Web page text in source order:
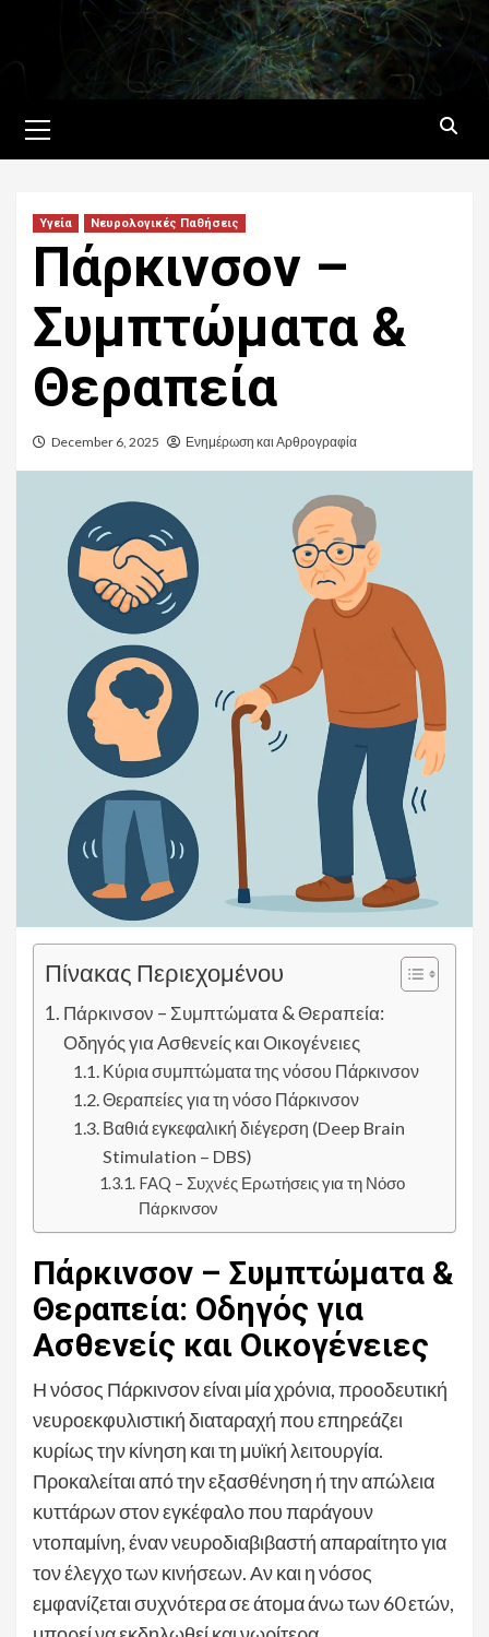
content
Menu
Υγεία Νευρολογικές Παθήσεις
Πάρκινσον –
Συμπτώματα &
Θεραπεία
December 6, 2025 Ενημέρωση και Αρθρογραφία
Πίνακας Περιεχομένου
Πάρκινσον – Συμπτώματα & Θεραπεία:
Οδηγός για Ασθενείς και Οικογένειες
Κύρια συμπτώματα της νόσου Πάρκινσον
Θεραπείες για τη νόσο Πάρκινσον
Βαθιά εγκεφαλική διέγερση (Deep Brain
Stimulation – DBS)
FAQ – Συχνές Ερωτήσεις για τη Νόσο
Πάρκινσον
Πάρκινσον – Συμπτώματα &
Θεραπεία: Οδηγός για
Ασθενείς και Οικογένειες
Η νόσος Πάρκινσον είναι μία χρόνια, προοδευτική
νευροεκφυλιστική διαταραχή που επηρεάζει
κυρίως την κίνηση και τη μυϊκή λειτουργία.
Προκαλείται από την εξασθένηση ή την απώλεια
κυττάρων στον εγκέφαλο που παράγουν
ντοπαμίνη, έναν νευροδιαβιβαστή απαραίτητο για
τον έλεγχο των κινήσεων. Αν και η νόσος
εμφανίζεται συχνότερα σε άτομα άνω των 60 ετών,